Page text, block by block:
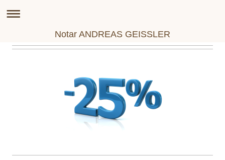
Notar ANDREAS GEISSLER